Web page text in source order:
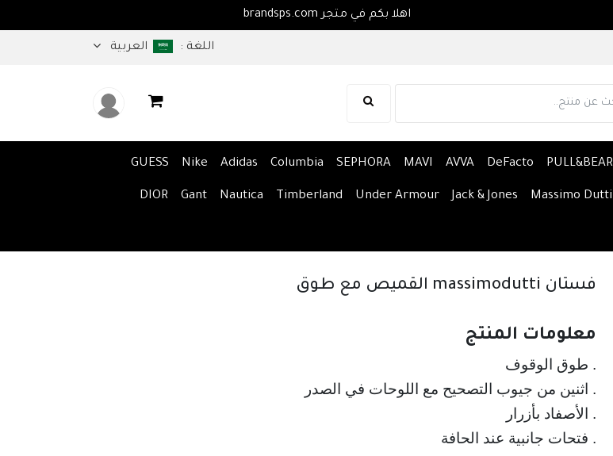
اهلا بكم في متجر brandsps.com
اللغة : العربية
PULL&BEAR
DeFacto
AVVA
MAVI
SEPHORA
Columbia
Adidas
Nike
GUESS
Massimo Dutti
Jack & Jones
Under Armour
Timberland
Nautica
Gant
DIOR
فستان massimodutti القميص مع طوق
معلومات المنتج
. طوق الوقوف
. فتحات جانبية عند الحافة